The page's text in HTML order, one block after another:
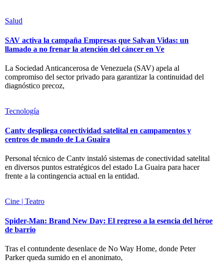
Salud
SAV activa la campaña Empresas que Salvan Vidas: un
llamado a no frenar la atención del cáncer en Ve
La Sociedad Anticancerosa de Venezuela (SAV) apela al
compromiso del sector privado para garantizar la continuidad del
diagnóstico precoz,
Tecnología
Cantv despliega conectividad satelital en campamentos y
centros de mando de La Guaira
Personal técnico de Cantv instaló sistemas de conectividad satelital
en diversos puntos estratégicos del estado La Guaira para hacer
frente a la contingencia actual en la entidad.
Cine | Teatro
Spider-Man: Brand New Day: El regreso a la esencia del héroe
de barrio
Tras el contundente desenlace de No Way Home, donde Peter
Parker queda sumido en el anonimato,